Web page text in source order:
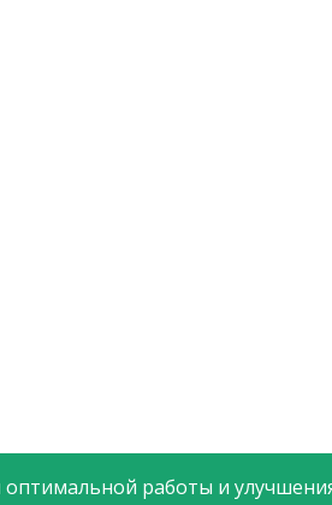
оптимальной работы и